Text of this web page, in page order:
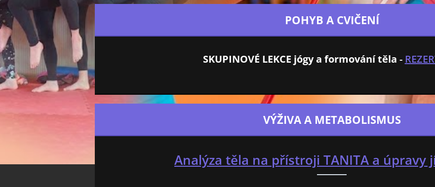
POHYB A CVIČENÍ
SKUPINOVÉ LEKCE jógy a formování těla -
VÝŽIVA A METABOLISMUS
Analýza těla na přístroji TANITA a úpravy